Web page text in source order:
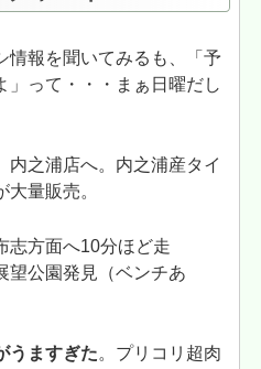
情報を聞いてみるも、「予
」って・・・まぁ日曜だし
内之浦店へ。内之浦産タイ
量販売。
志方面へ10分ほど走
望公園発見（ベンチあ
うますぎた。プリコリ超肉